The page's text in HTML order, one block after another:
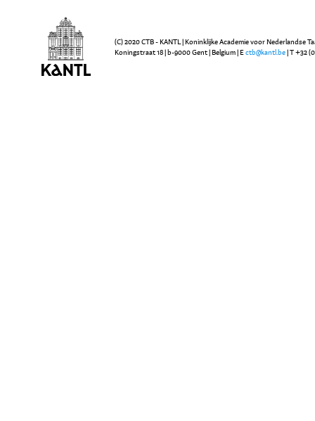
(C) 2020 CTB - KANTL | Koninklijke Academie voor Nederlandse
Koningstraat 18 | b-9000 Gent | Belgium | E ctb@kantl.be | T +32